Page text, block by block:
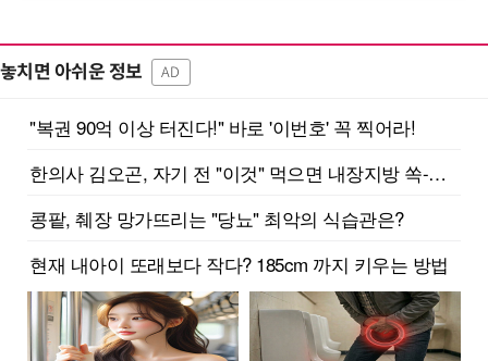
놓치면 아쉬운 정보 AD